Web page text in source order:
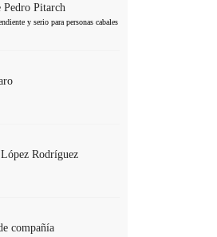
Pitarch
y serio para personas cabales
Rodríguez
compañía